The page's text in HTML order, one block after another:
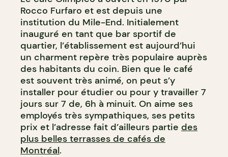
Rocco Furfaro et est depuis une
institution du Mile-End. Initialement
inauguré en tant que bar sportif de
quartier, l’établissement est aujourd’hui
un charment repère très populaire auprès
des habitants du coin. Bien que le café
est souvent très animé, on peut s’y
installer pour étudier ou pour y travailler 7
jours sur 7 de, 6h à minuit. On aime ses
employés très sympathiques, ses petits
prix et l’adresse fait d’ailleurs partie des
plus belles terrasses de cafés de
Montréal.